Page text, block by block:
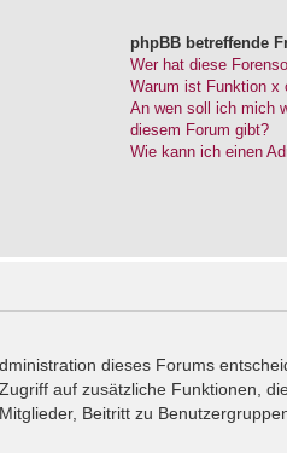
phpBB betreffende
Wer hat diese
Warum ist Funktion x
An wen soll ich mich
diesem Forum gibt?
Wie kann ich einen
dieses Forums
auf zusätzliche Funktionen,
Beitritt zu